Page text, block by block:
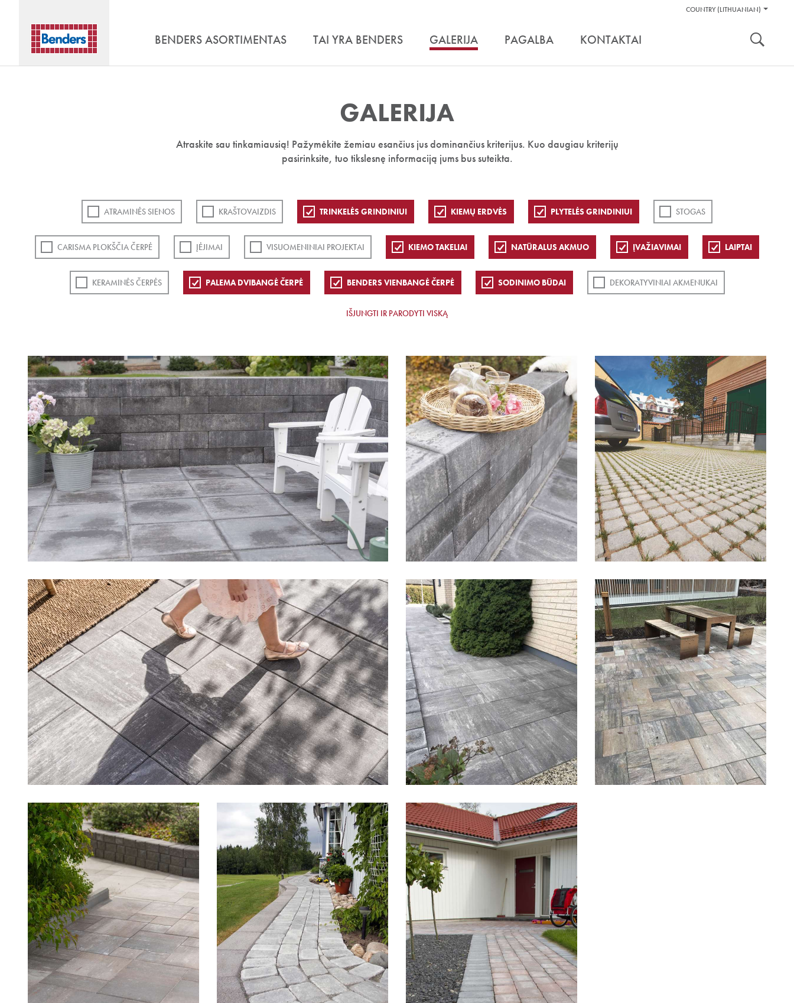
Pagalbos
COUNTRY (LITHUANIAN)
BENDERS ASORTIMENTAS TAI YRA BENDERS GALERIJA PAGALBA KONTAKTAI
GALERIJA
Atraskite sau tinkamiausią! Pažymėkite žemiau esančius jus dominančius kriterijus. Kuo daugiau kriterijų
pasirinksite, tuo tikslesnę informaciją jums bus suteikta.
ATRAMINĖS SIENOS KRAŠTOVAIZDIS TRINKELĖS GRINDINIUI KIEMŲ ERDVĖS PLYTELĖS GRINDINIUI STOGAS
CARISMA PLOKŠČIA ČERPĖ ĮĖJIMAI VISUOMENINIAI PROJEKTAI KIEMO TAKELIAI NATŪRALUS AKMUO ĮVAŽIAVIMAI LAIPTAI
KERAMINĖS ČERPĖS PALEMA DVIBANGĖ ČERPĖ BENDERS VIENBANGĖ ČERPĖ SODINIMO BŪDAI DEKORATYVINIAI AKMENUKAI
IŠJUNGTI IR PARODYTI VISKĄ